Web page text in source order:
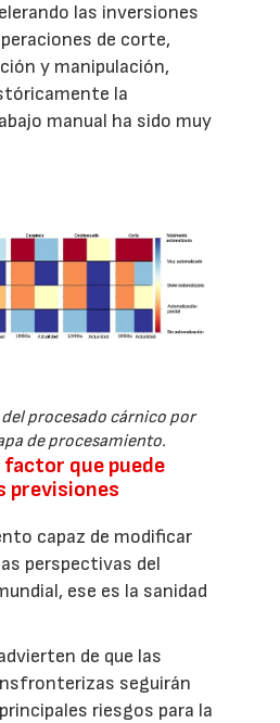
las inversiones
de corte,
y manipulación,
la
manual ha sido muy
procesado cárnico por
de procesamiento.
que puede
previsiones
capaz de modificar
perspectivas del
ese es la sanidad
de que las
seguirán
riesgos para la